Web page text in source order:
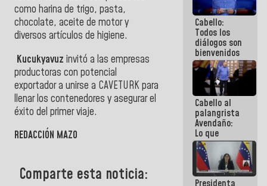
como harina de trigo, pasta,
chocolate, aceite de motor y
diversos artículos de higiene.
Kucukyavuz invitó a las empresas
productoras con potencial
exportador a unirse a CAVETURK para
llenar los contenedores y asegurar el
éxito del primer viaje.
REDACCIÓN MAZO
Comparte esta noticia:
acuerdan
primer
encuentro
presencial
para el
diálogo
Cabello:
Todos los
diálogos son
bienvenidos
siempre que
estén en el
marco de la
Constitución
de la
República
Cabello al
palangrista
Avendaño:
Lo que
vayas a
escribir
hazlo hoy
por que no